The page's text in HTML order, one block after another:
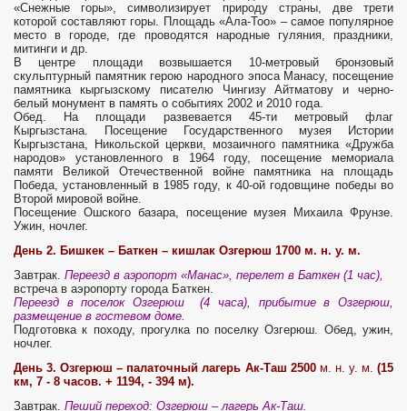
«Снежные горы», символизирует природу страны, две трети
которой составляют горы. Площадь «Ала-Тоо» – самое популярное
место в городе, где проводятся народные гуляния, праздники,
митинги и др.
В центре площади возвышается 10-метровый бронзовый
скульптурный памятник герою народного эпоса Манасу, посещение
памятника кыргызскому писателю Чингизу Айтматову и черно-
белый монумент в память о событиях 2002 и 2010 года.
Обед. На площади развевается 45-ти метровый флаг
Кыргызстана. Посещение Государственного музея Истории
Кыргызстана, Никольской церкви, мозаичного памятника «Дружба
народов» установленного в 1964 году, посещение мемориала
памяти Великой Отечественной войне памятника на площадь
Победа, установленный в 1985 году, к 40-ой годовщине победы во
Второй мировой войне.
Посещение Ошского базара, посещение музея Михаила Фрунзе.
Ужин, ночлег.
День 2. Бишкек – Баткен – кишлак Озгерюш 1700 м. н. у. м.
Завтрак. Переезд в аэропорт «Манас», перелет в Баткен (1 час),
встреча в аэропорту города Баткен.
Переезд в поселок Озгерюш (4 часа), прибытие в Озгерюш,
размещение в гостевом доме.
Подготовка к походу, прогулка по поселку Озгерюш. Обед, ужин,
ночлег.
День 3. Озгерюш – палаточный лагерь Ак-Таш 2500 м. н. у. м. (15
км, 7 - 8 часов. + 1194, - 394 м).
Завтрак. Пеший переход: Озгерюш – лагерь Ак-Таш.